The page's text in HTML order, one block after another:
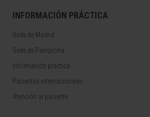
INFORMACIÓN PRÁCTICA
Sede de Madrid
Sede de Pamplona
Información práctica
Pacientes internacionales
Atención al paciente